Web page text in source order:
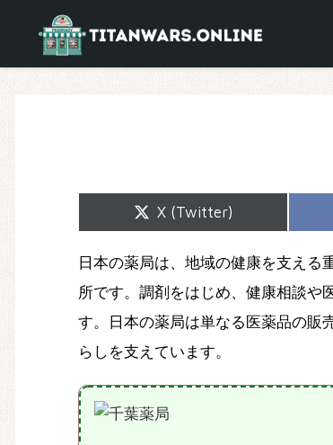
Share
X (Twitter)
日本の薬局は、地域の健康を支える
所です。調剤をはじめ、健康相談や
す。日本の薬局は単なる医薬品の販
らしを支えています。